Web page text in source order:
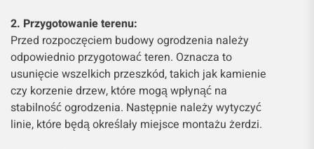
2. Przygotowanie terenu:
Przed rozpoczęciem budowy ogrodzenia należy
odpowiednio przygotować teren. Oznacza to
usunięcie wszelkich przeszkód, takich jak kamienie
czy korzenie drzew, które mogą wpłynąć na
stabilność ogrodzenia. Następnie należy wytyczyć
linie, które będą określały miejsce montażu żerdzi.